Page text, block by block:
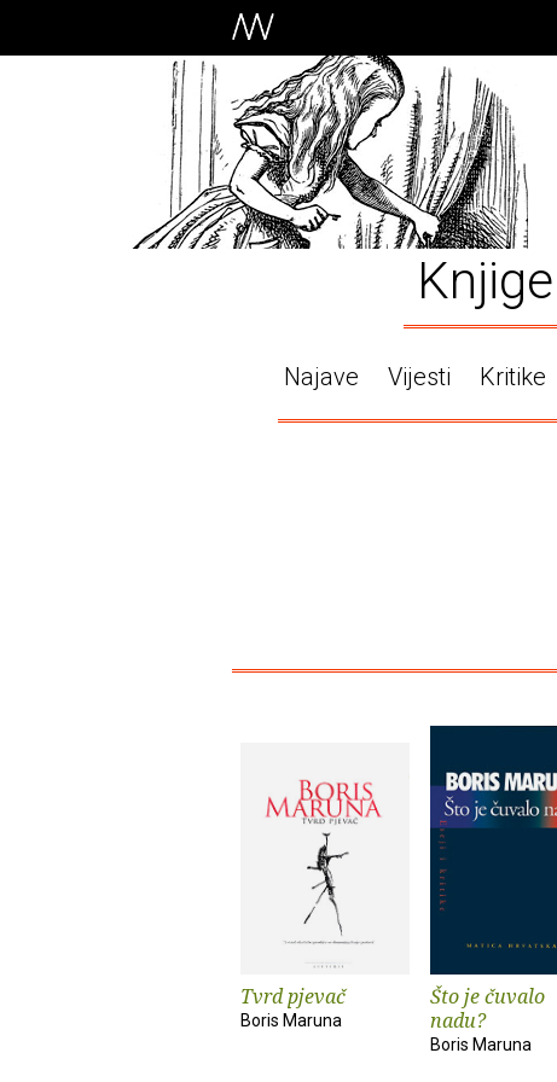
Knjige
Najave Vijesti Kritike
Tvrd pjevač
Boris Maruna
Što je čuvalo
nadu?
Boris Maruna